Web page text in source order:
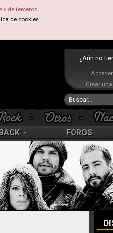
y de terceros.
de cookies.
¿Aún no
Crear
FOROS